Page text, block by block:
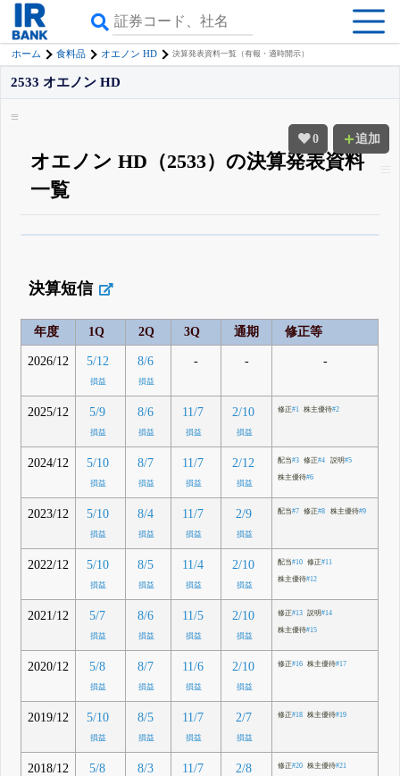
ホーム 食料品 オエノン HD 決算発表資料一覧（有報・適時開示）
0 追加
2533 オエノン HD
オエノン HD（2533）の決算発表資料
一覧
登録すると永久30%OFFと米株版の先行利用も付きます
決算短信
年度 1Q 2Q 3Q 通期 修正等
2026/12 5/12
損益
8/6
損益
- - -
2025/12 5/9
損益
8/6
損益
11/7
損益
2/10
損益
修正#1 株主優待#2
2024/12 5/10
損益
8/7
損益
11/7
損益
2/12
損益
配当#3 修正#4 説明#5
株主優待#6
2023/12 5/10
損益
8/4
損益
11/7
損益
2/9
損益
配当#7 修正#8 株主優待#9
2022/12 5/10
損益
8/5
損益
11/4
損益
2/10
損益
配当#10 修正#11
株主優待#12
2021/12 5/7
損益
8/6
損益
11/5
損益
2/10
損益
修正#13 説明#14
株主優待#15
2020/12 5/8
損益
8/7
損益
11/6
損益
2/10
損益
修正#16 株主優待#17
2019/12 5/10
損益
8/5
損益
11/7
損益
2/7
損益
修正#18 株主優待#19
2018/12 5/8 8/3 11/7 2/8 修正#20 株主優待#21